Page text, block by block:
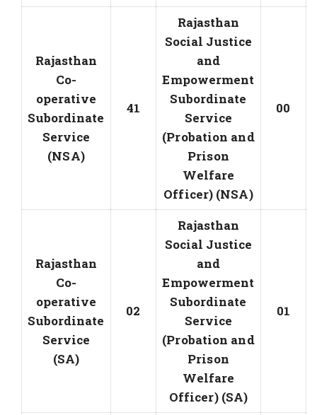
Rajasthan
Co-
operative
Subordinate
Service
(NSA)
41
Rajasthan
Social Justice
and
Empowerment
Subordinate
Service
(Probation and
Prison
Welfare
Officer) (NSA)
00
Rajasthan
Co-
operative
Subordinate
Service
(SA)
02
Rajasthan
Social Justice
and
Empowerment
Subordinate
Service
(Probation and
Prison
Welfare
Officer) (SA)
01